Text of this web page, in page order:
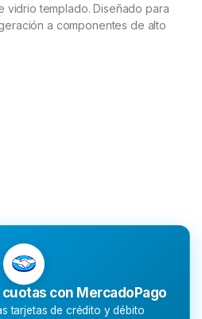
vidrio templado. Diseñado para
a componentes de alto
con MercadoPago
tarjetas de crédito y débito